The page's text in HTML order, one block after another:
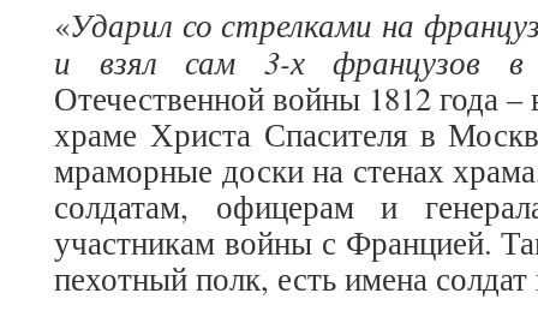
«Ударил со стрелками на
и взял сам 3-х французов в
Отечественной войны 1812 года –
храме Христа Спасителя в
мраморные доски на стенах
солдатам, офицерам и
участникам войны с Францией.
пехотный полк, есть имена